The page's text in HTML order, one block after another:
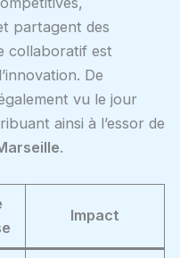
partagent des
collaboratif est
De
vu le jour
ainsi à l’essor de
.
Impact